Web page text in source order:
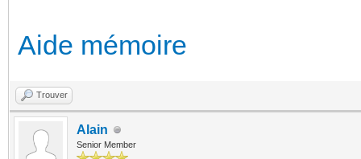
Aide mémoire
Trouver
Alain
Senior Member